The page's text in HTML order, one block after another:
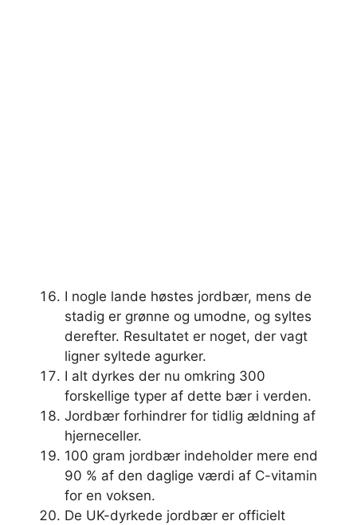
I nogle lande høstes jordbær, mens de
stadig er grønne og umodne, og syltes
derefter. Resultatet er noget, der vagt
ligner syltede agurker.
I alt dyrkes der nu omkring 300
forskellige typer af dette bær i verden.
Jordbær forhindrer for tidlig ældning af
hjerneceller.
100 gram jordbær indeholder mere end
90 % af den daglige værdi af C-vitamin
for en voksen.
De UK-dyrkede jordbær er officielt